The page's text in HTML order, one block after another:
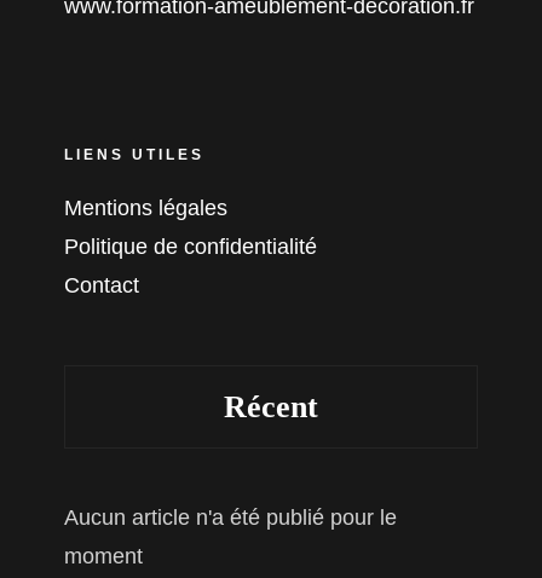
www.formation-ameublement-decoration.fr
LIENS UTILES
Mentions légales
Politique de confidentialité
Contact
Récent
Aucun article n'a été publié pour le
moment